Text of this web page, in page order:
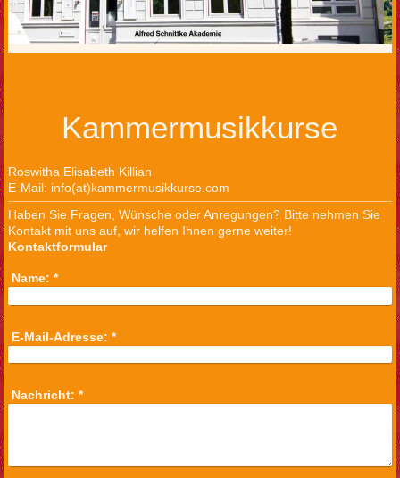
Kammermusikkurse
Roswitha Elisabeth Killian
E-Mail: info(at)kammermusikkurse.com
Haben Sie Fragen, Wünsche oder Anregungen? Bitte nehmen Sie
Kontakt mit uns auf, wir helfen Ihnen gerne weiter!
Kontaktformular
Name: *
E-Mail-Adresse: *
Nachricht: *